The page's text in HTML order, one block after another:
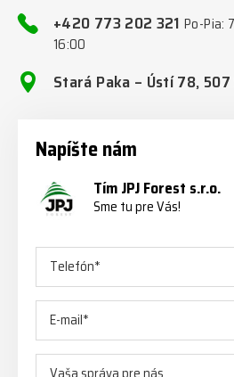
+420 773 202 321Po-Pia:
16:00
Stará Paka – Ústí 78,
Napíšte nám
Tím JPJ Forest s.r.o.
Sme tu pre Vás!